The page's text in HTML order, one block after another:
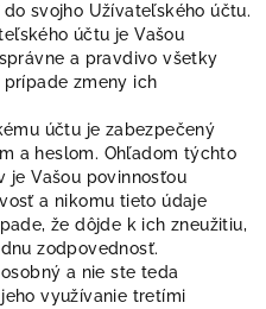
svojho Užívateľského účtu.
účtu je Vašou
a pravdivo všetky
zmeny ich
účtu je zabezpečený
a heslom. Ohľadom týchto
je Vašou povinnosťou
a nikomu tieto údaje
že dôjde k ich zneužitiu,
zodpovednosť.
a nie ste teda
využívanie tretími